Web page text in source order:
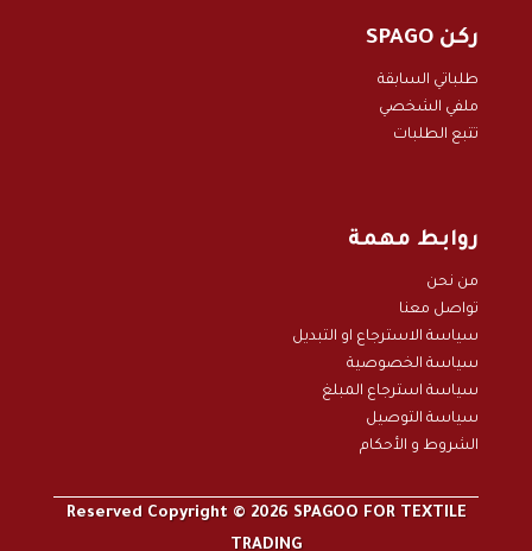
ركن SPAGO
طلباتي السابقة
ملفي الشخصي
تتبع الطلبات
روابط مهمة
من نحن
تواصل معنا
سياسة الاسترجاع او التبديل
سياسة الخصوصية
سياسة استرجاع المبلغ
سياسة التوصيل
الشروط و الأحكام
Reserved Copyright © 2026 SPAGOO FOR TEXTILE
TRADING